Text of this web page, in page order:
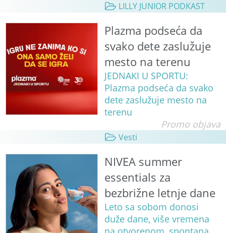
LILLY JUNIOR PODKAST
Plazma podseća da
svako dete zaslužuje
mesto na terenu
JEDNAKI U SPORTU:
Plazma podseća da svako
dete zaslužuje mesto na
terenu
Promo objava
Vesti
NIVEA summer
essentials za
bezbrižne letnje dane
Leto sa sobom donosi
duže dane, više vremena